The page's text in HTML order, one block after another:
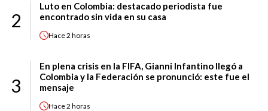
2
Luto en Colombia: destacado periodista fue
encontrado sin vida en su casa
Hace2 horas
3
En plena crisis en la FIFA, Gianni Infantino llegó a
Colombia y la Federación se pronunció: este fue el
mensaje
Hace2 horas